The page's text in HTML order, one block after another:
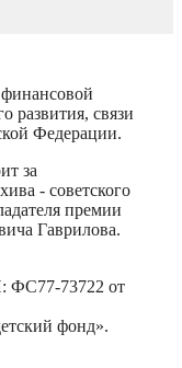
развития, связи
Федерации.
за
- советского
премии
Гаврилова.
ФС77-73722 от
фонд».